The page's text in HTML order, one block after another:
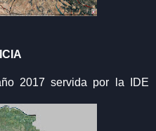
2017 servida por la IDE